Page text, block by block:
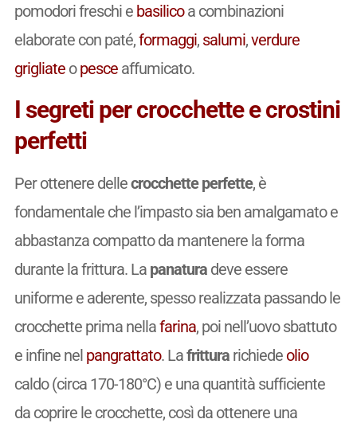
pomodori freschi e basilicoa combinazioni
elaborate con paté,formaggi, salumi,verdure
grigliateopesceaffumicato.
I segreti per crocchette e crostini
perfetti
Per ottenere dellecrocchette perfette, è
fondamentale che l’impasto sia ben amalgamato e
abbastanza compatto da mantenere la forma
durante la frittura. La panaturadeve essere
uniforme e aderente, spesso realizzata passando le
crocchette prima nellafarina, poi nell’uovo sbattuto
e infine nel pangrattato. Lafritturarichiede olio
caldo (circa 170-180°C) e una quantità sufficiente
da coprire le crocchette, così da ottenere una